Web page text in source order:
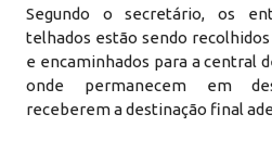
Segundo o secretário, os
telhados estão sendo
e encaminhados para a central
onde permanecem em
receberem a destinação final